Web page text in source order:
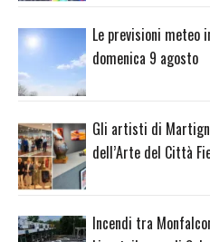
Le previsioni meteo
domenica 9 agosto
Gli artisti di
dell’Arte del Città
Incendi tra